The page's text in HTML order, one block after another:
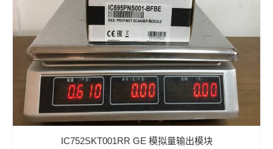
IC752SKT001RR GE 模拟量输出模块